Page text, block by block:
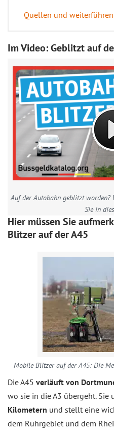
Quellen und
Im Video: Geblitzt auf
Auf der Autobahn geblitzt worden?
Sie in
Hier müssen Sie
Blitzer auf der A45
Mobile Blitzer auf der A45: Die
Die A45 verläuft von
wo sie in die A3 übergeht. Sie
Kilometern und stellt eine
dem Ruhrgebiet und dem